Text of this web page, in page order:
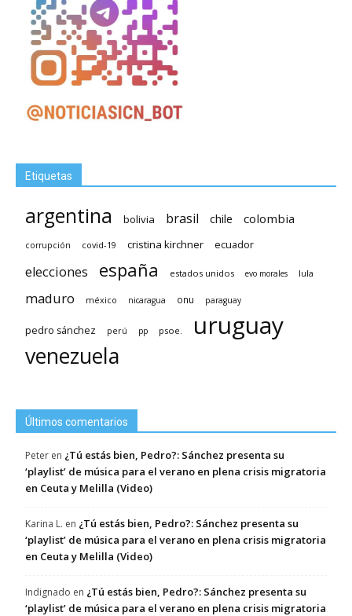
Etiquetas
argentina bolivia brasil chile colombia
corrupción covid-19 cristina kirchner ecuador
elecciones españa estados unidos evo morales lula
maduro méxico nicaragua onu paraguay
pedro sánchez perú pp psoe. uruguay
venezuela
Últimos comentarios
Peter en ¿Tú estás bien, Pedro?: Sánchez presenta su
‘playlist’ de música para el verano en plena crisis migratoria
en Ceuta y Melilla (Video)
Karina L. en ¿Tú estás bien, Pedro?: Sánchez presenta su
‘playlist’ de música para el verano en plena crisis migratoria
en Ceuta y Melilla (Video)
Indignado en ¿Tú estás bien, Pedro?: Sánchez presenta su
‘playlist’ de música para el verano en plena crisis migratoria